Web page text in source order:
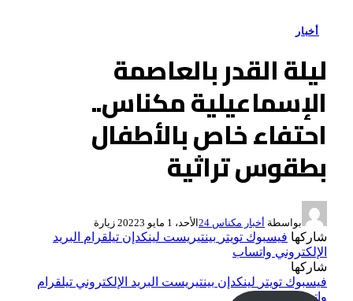
أخبار
ليلة القدر بالعاصمة
الإسماعيلية مكناس..
احتفاء خاص بالأطفال
بطقوس تراثية
بواسطة أخبار مكناس 24 الأحد، 1 مايو 2022 3 زيارة
شاركها فيسبوك تويتر بينتيريست لينكدإن تيلقرام البريد
الإلكتروني واتساب
شاركها
فيسبوك تويتر لينكدإن بينتيريست البريد الإلكتروني تيلقرام
واتساب